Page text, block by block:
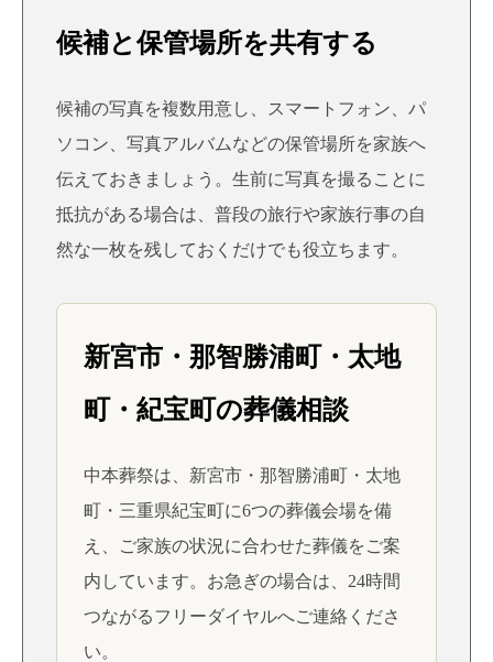
候補と保管場所を共有する
候補の写真を複数用意し、スマートフォン、パ
ソコン、写真アルバムなどの保管場所を家族へ
伝えておきましょう。生前に写真を撮ることに
抵抗がある場合は、普段の旅行や家族行事の自
然な一枚を残しておくだけでも役立ちます。
新宮市・那智勝浦町・太地
町・紀宝町の葬儀相談
中本葬祭は、新宮市・那智勝浦町・太地
町・三重県紀宝町に6つの葬儀会場を備
え、ご家族の状況に合わせた葬儀をご案
内しています。お急ぎの場合は、24時間
つながるフリーダイヤルへご連絡くださ
い。